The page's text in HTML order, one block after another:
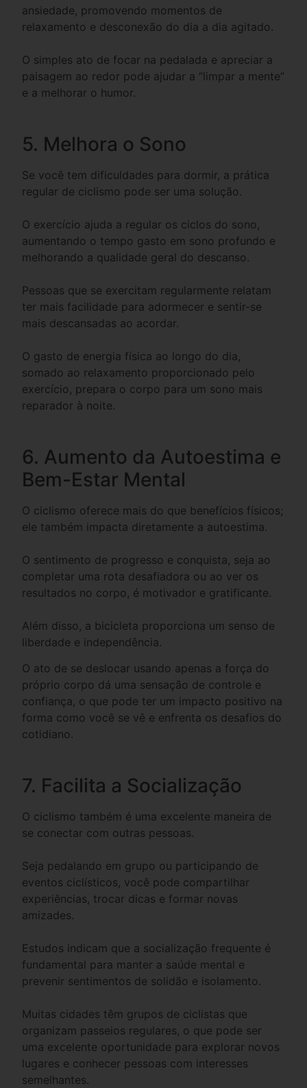
ansiedade, promovendo momentos de
relaxamento e desconexão do dia a dia agitado.
O simples ato de focar na pedalada e apreciar a
paisagem ao redor pode ajudar a “limpar a mente”
e a melhorar o humor.
5. Melhora o Sono
Se você tem dificuldades para dormir, a prática
regular de ciclismo pode ser uma solução.
O exercício ajuda a regular os ciclos do sono,
aumentando o tempo gasto em sono profundo e
melhorando a qualidade geral do descanso.
Pessoas que se exercitam regularmente relatam
ter mais facilidade para adormecer e sentir-se
mais descansadas ao acordar.
O gasto de energia física ao longo do dia,
somado ao relaxamento proporcionado pelo
exercício, prepara o corpo para um sono mais
reparador à noite.
6. Aumento da Autoestima e
Bem-Estar Mental
O ciclismo oferece mais do que benefícios físicos;
ele também impacta diretamente a autoestima.
O sentimento de progresso e conquista, seja ao
completar uma rota desafiadora ou ao ver os
resultados no corpo, é motivador e gratificante.
Além disso, a bicicleta proporciona um senso de
liberdade e independência.
O ato de se deslocar usando apenas a força do
próprio corpo dá uma sensação de controle e
confiança, o que pode ter um impacto positivo na
forma como você se vê e enfrenta os desafios do
cotidiano.
7. Facilita a Socialização
O ciclismo também é uma excelente maneira de
se conectar com outras pessoas.
Seja pedalando em grupo ou participando de
eventos ciclísticos, você pode compartilhar
experiências, trocar dicas e formar novas
amizades.
Estudos indicam que a socialização frequente é
fundamental para manter a saúde mental e
prevenir sentimentos de solidão e isolamento.
Muitas cidades têm grupos de ciclistas que
organizam passeios regulares, o que pode ser
uma excelente oportunidade para explorar novos
lugares e conhecer pessoas com interesses
semelhantes.